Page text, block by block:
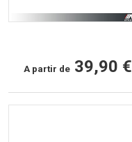
A partir de 39,90 €